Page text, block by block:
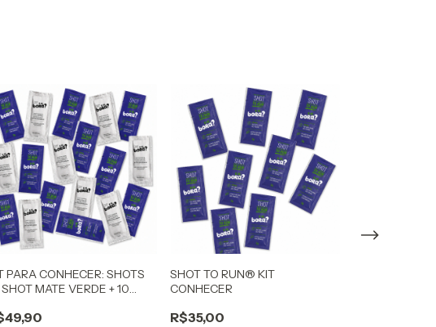
PARA CONHECER: SHOTS
MATE VERDE + 10
SHOT TO RUN® KIT
CONHECER
R$35,00